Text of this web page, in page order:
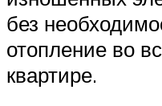
без
отопление во
квартире.